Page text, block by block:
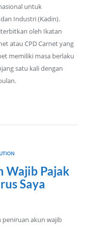
untuk
Industri (Kadin).
oleh Ikatan
atau CPD Carnet yang
memiliki masa berlaku
satu kali dengan
Wajib Pajak
Saya
peniruan akun wajib